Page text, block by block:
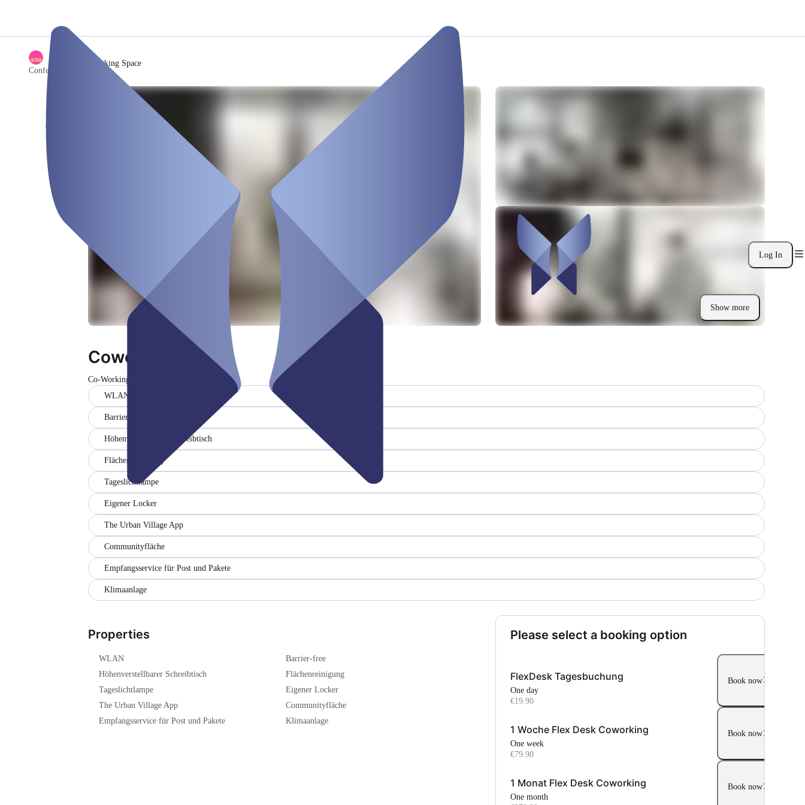
Log In
Conferencing
Coworking Space
Show more
Coworking Space
Co-Working Space
WLAN
Barrier-free
Höhenverstellbarer Schreibtisch
Flächenreinigung
Tageslichtlampe
Eigener Locker
The Urban Village App
Communityfläche
Empfangsservice für Post und Pakete
Klimaanlage
Properties
WLAN
Barrier-free
Höhenverstellbarer Schreibtisch
Flächenreinigung
Tageslichtlampe
Eigener Locker
The Urban Village App
Communityfläche
Empfangsservice für Post und Pakete
Klimaanlage
Please select a booking option
FlexDesk Tagesbuchung
One day
€19.90
Book now
1 Woche Flex Desk Coworking
One week
€79.90
Book now
1 Monat Flex Desk Coworking
One month
Book now